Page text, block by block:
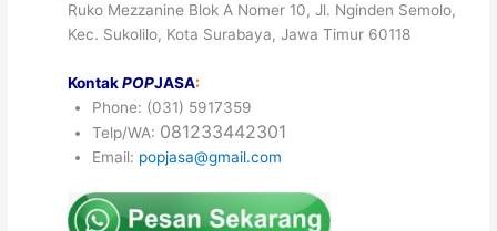
Ruko Mezzanine Blok A Nomer 10, Jl. Nginden Semolo,
Kec. Sukolilo, Kota Surabaya, Jawa Timur 60118
KontakPOPJASA:
Phone: (031) 5917359
Telp/WA: 081233442301
Email: popjasa@gmail.com